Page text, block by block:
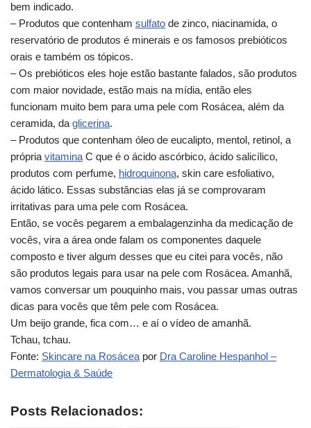
bem indicado.
– Produtos que contenham sulfato de zinco, niacinamida, o
reservatório de produtos é minerais e os famosos prebióticos
orais e também os tópicos.
– Os prebióticos eles hoje estão bastante falados, são produtos
com maior novidade, estão mais na mídia, então eles
funcionam muito bem para uma pele com Rosácea, além da
ceramida, da glicerina.
– Produtos que contenham óleo de eucalipto, mentol, retinol, a
própria vitamina C que é o ácido ascórbico, ácido salicílico,
produtos com perfume, hidroquinona, skin care esfoliativo,
ácido lático. Essas substâncias elas já se comprovaram
irritativas para uma pele com Rosácea.
Então, se vocês pegarem a embalagenzinha da medicação de
vocês, vira a área onde falam os componentes daquele
composto e tiver algum desses que eu citei para vocês, não
são produtos legais para usar na pele com Rosácea. Amanhã,
vamos conversar um pouquinho mais, vou passar umas outras
dicas para vocês que têm pele com Rosácea.
Um beijo grande, fica com… e aí o vídeo de amanhã.
Tchau, tchau.
Fonte: Skincare na Rosácea por Dra Caroline Hespanhol –
Dermatologia & Saúde
Posts Relacionados: